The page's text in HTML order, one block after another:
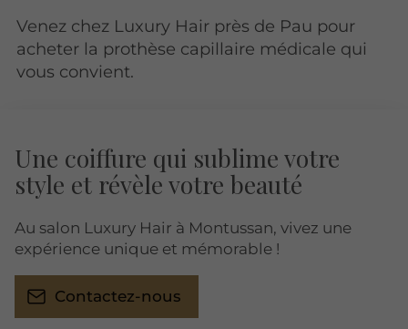
Venez chez Luxury Hair près de Pau pour
acheter la prothèse capillaire médicale qui
vous convient.
Une coiffure qui sublime votre
style et révèle votre beauté
Au salon Luxury Hair à Montussan, vivez une
expérience unique et mémorable !
Contactez-nous